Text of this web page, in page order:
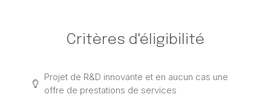
Critères d'éligibilité
Projet de R&D innovante et en aucun cas une
offre de prestations de services